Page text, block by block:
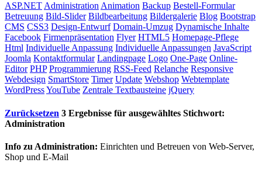
ASP.NETAdministrationAnimation Backup Bestell-Formular
Betreuung Bild-Slider Bildbearbeitung Bildergalerie Blog Bootstrap
CMS CSS3 Design-Entwurf Domain-Umzug Dynamische Inhalte
Facebook Firmenpräsentation Flyer HTML5 Homepage-Pflege
Html Individuelle Anpassung Individuelle Anpassungen JavaScript
Joomla Kontaktformular Landingpage Logo One-Page Online-
Editor PHP Programmierung RSS-Feed Relanche Responsive
Webdesign SmartStore Timer Update Webshop Webtemplate
WordPressYouTube Zentrale Textbausteine jQuery
Zurücksetzen 3 Ergebnisse für ausgewähltes Stichwort:
Administration
Info zu Administration: Einrichten und Betreuen von Web-Server,
Shop und E-Mail